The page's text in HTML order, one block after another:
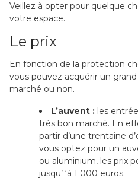
Veillez à opter pour quelque
votre espace.
Le prix
En fonction de la protection
vous pouvez acquérir un
marché ou non.
L’auvent : les
très bon marché. En
partir d’une trentaine
vous optez pour un
ou aluminium, les prix
jusqu’ ‘à 1 000 euros.